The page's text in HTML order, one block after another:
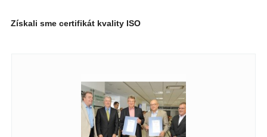
Získali sme certifikát kvality ISO